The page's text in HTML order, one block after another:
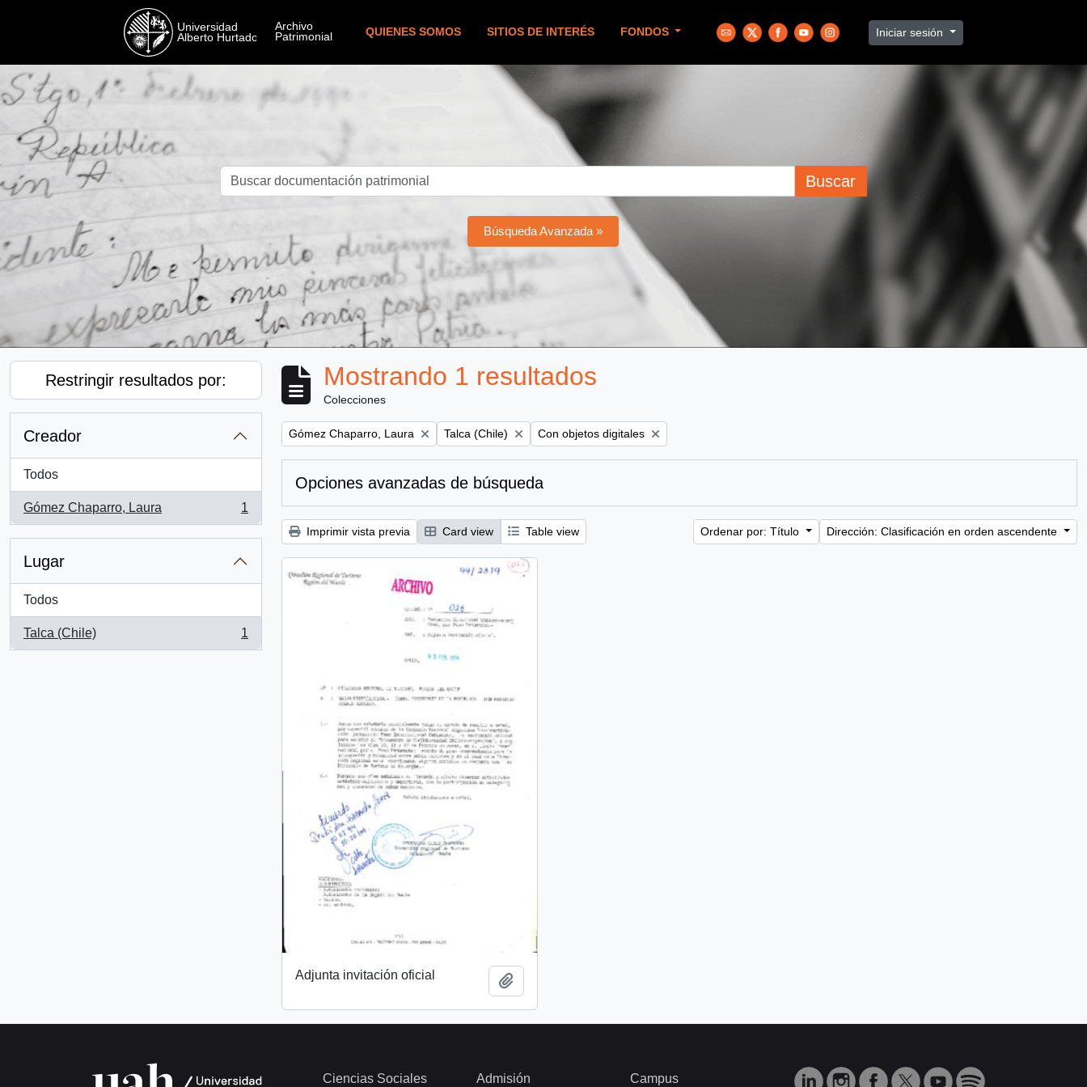
QUIENES SOMOS SITIOS DE INTERÉS FONDOS Iniciar sesión
Buscar
Búsqueda Avanzada »
Restringir resultados por:
Creador
Todos
Gómez Chaparro, Laura
, 1 resultados
1
Lugar
Todos
Talca (Chile)
, 1 resultados
1
Mostrando 1 resultados
Colecciones
Remove filter:
Gómez Chaparro, Laura Remove filter:
Talca (Chile) Remove filter:
Con objetos digitales
Opciones avanzadas de búsqueda
Imprimir vista previa Card view Table view Ordenar por: Título Dirección: Clasificación en orden ascendente
Adjunta invitación oficial
Ciencias Sociales Admisión Campus